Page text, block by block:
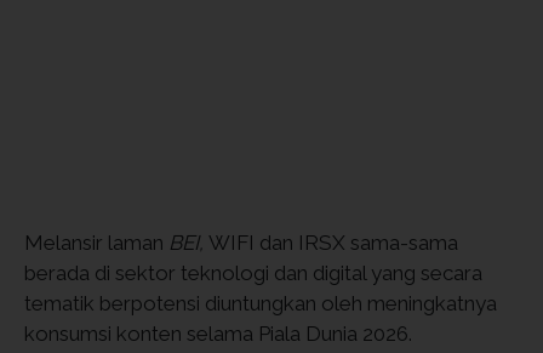
Melansir laman BEI, WIFI dan IRSX sama-sama
berada di sektor teknologi dan digital yang secara
tematik berpotensi diuntungkan oleh meningkatnya
konsumsi konten selama Piala Dunia 2026.